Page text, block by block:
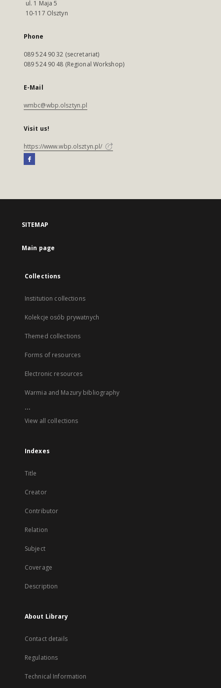
ul. 1 Maja 5
10-117 Olsztyn
Phone
089 524 90 32 (secretariat)
089 524 90 48 (Regional Workshop)
E-Mail
wmbc@wbp.olsztyn.pl
Visit us!
https://www.wbp.olsztyn.pl/
SITEMAP
Main page
Collections
Institution collections
Kolekcje osób prywatnych
Themed collections
Forms of resources
Electronic resources
Warmia and Mazury bibliography
...
View all collections
Indexes
Title
Creator
Contributor
Relation
Subject
Coverage
Description
About Library
Contact details
Regulations
Technical Information